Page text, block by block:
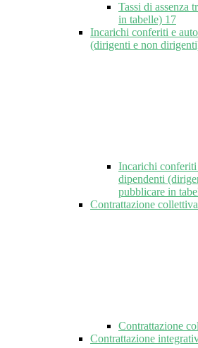
Tassi di assenza
in tabelle) 17
Incarichi conferiti e
(dirigenti e non
Incarichi conferiti
dipendenti
pubblicare in
Contrattazione collettiva
Contrattazione
Contrattazione